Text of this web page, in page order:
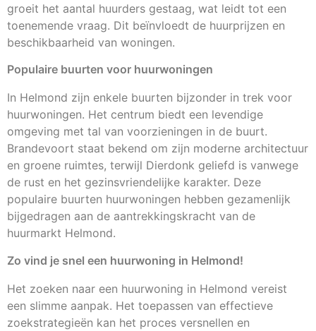
groeit het aantal huurders gestaag, wat leidt tot een
toenemende vraag. Dit beïnvloedt de huurprijzen en
beschikbaarheid van woningen.
Populaire buurten voor huurwoningen
In Helmond zijn enkele buurten bijzonder in trek voor
huurwoningen. Het centrum biedt een levendige
omgeving met tal van voorzieningen in de buurt.
Brandevoort staat bekend om zijn moderne architectuur
en groene ruimtes, terwijl Dierdonk geliefd is vanwege
de rust en het gezinsvriendelijke karakter. Deze
populaire buurten huurwoningen hebben gezamenlijk
bijgedragen aan de aantrekkingskracht van de
huurmarkt Helmond.
Zo vind je snel een huurwoning in Helmond!
Het zoeken naar een huurwoning in Helmond vereist
een slimme aanpak. Het toepassen van effectieve
zoekstrategieën kan het proces versnellen en